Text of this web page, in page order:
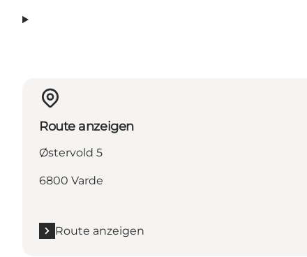
Route anzeigen
Østervold 5
6800 Varde
Route anzeigen